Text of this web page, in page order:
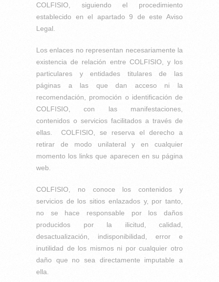
COLFISIO, siguiendo el procedimiento
establecido en el apartado 9 de este Aviso
Legal.
Los enlaces no representan necesariamente la
existencia de relación entre COLFISIO, y los
particulares y entidades titulares de las
páginas a las que dan acceso ni la
recomendación, promoción o identificación de
COLFISIO, con las manifestaciones,
contenidos o servicios facilitados a través de
ellas. COLFISIO, se reserva el derecho a
retirar de modo unilateral y en cualquier
momento los links que aparecen en su página
web.
COLFISIO, no conoce los contenidos y
servicios de los sitios enlazados y, por tanto,
no se hace responsable por los daños
producidos por la ilicitud, calidad,
desactualización, indisponibilidad, error e
inutilidad de los mismos ni por cualquier otro
daño que no sea directamente imputable a
ella.